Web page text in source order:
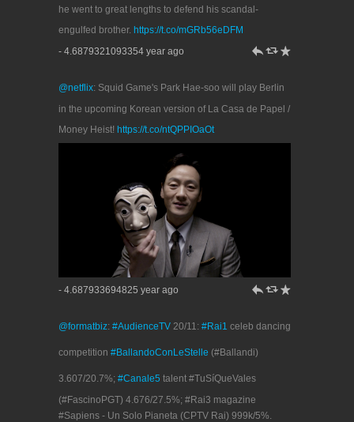
he went to great lengths to defend his scandal-
engulfed brother. https://t.co/mGRb56eDFM
- 4.6879321093354 year ago
h J R
@netflix: Squid Game's Park Hae-soo will play Berlin
in the upcoming Korean version of La Casa de Papel /
Money Heist! https://t.co/ntQPPIOaOt
- 4.687933694825 year ago h J R
@formatbiz: #AudienceTV 20/11: #Rai1 celeb dancing
competition #BallandoConLeStelle (#Ballandi)
3.607/20.7%; #Canale5 talent #TuSíQueVales
(#FascinoPGT) 4.676/27.5%; #Rai3 magazine
#Sapiens - Un Solo Pianeta (CPTV Rai) 999k/5%.